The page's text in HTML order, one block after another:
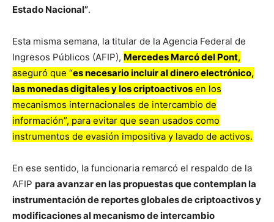
Estado Nacional”.
Esta misma semana, la titular de la Agencia Federal de
Ingresos Públicos (AFIP), Mercedes Marcó del Pont,
aseguró que “es necesario incluir al dinero electrónico,
las monedas digitales y los criptoactivos en los
mecanismos internacionales de intercambio de
información”, para evitar que sean usados como
instrumentos de evasión impositiva y lavado de activos.
En ese sentido, la funcionaria remarcó el respaldo de la
AFIP para avanzar en las propuestas que contemplan la
instrumentación de reportes globales de criptoactivos y
modificaciones al mecanismo de intercambio